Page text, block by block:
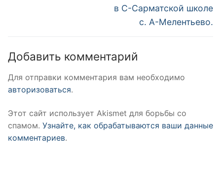
в С-Сарматской школе
с. А-Мелентьево.
Добавить комментарий
Для отправки комментария вам необходимо
авторизоваться.
Этот сайт использует Akismet для борьбы со
спамом. Узнайте, как обрабатываются ваши данные
комментариев.